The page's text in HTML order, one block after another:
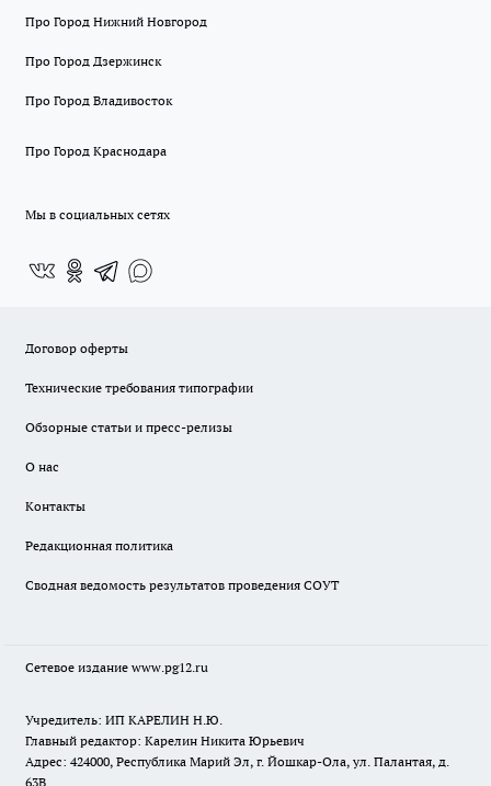
Про Город Нижний Новгород
Про Город Дзержинск
Про Город Владивосток
Про Город Краснодара
Мы в социальных сетях
Договор оферты
Технические требования типографии
Обзорные статьи и пресс-релизы
О нас
Контакты
Редакционная политика
Сводная ведомость результатов проведения СОУТ
Сетевое издание www.pg12.ru
Учредитель: ИП КАРЕЛИН Н.Ю.
Главный редактор: Карелин Никита Юрьевич
Адрес: 424000, Республика Марий Эл, г. Йошкар-Ола, ул. Палантая, д.
63В